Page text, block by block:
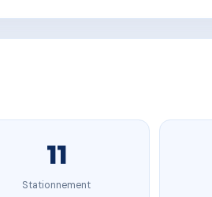
11
Stationnement